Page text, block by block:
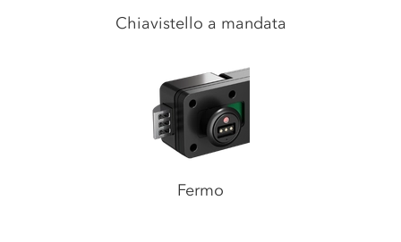
Chiavistello a mandata
Fermo